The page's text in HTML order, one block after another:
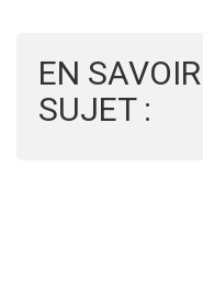
EN
SUJET :